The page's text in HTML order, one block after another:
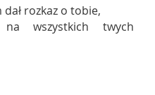
rozkaz o tobie,
wszystkich twych